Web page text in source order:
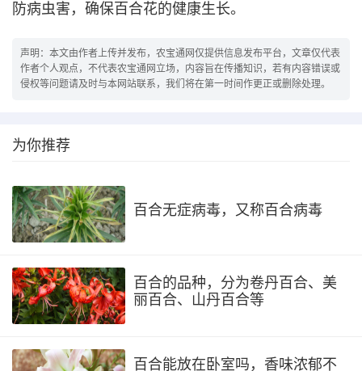
防病虫害，确保百合花的健康生长。
声明：本文由作者上传并发布，农宝通网仅提供信息发布平台，文章仅代表
作者个人观点，不代表农宝通网立场，内容旨在传播知识，若有内容错误或
侵权等问题请及时与本网站联系，我们将在第一时间作更正或删除处理。
为你推荐
百合无症病毒，又称百合病毒
百合的品种，分为卷丹百合、美
丽百合、山丹百合等
百合能放在卧室吗，香味浓郁不